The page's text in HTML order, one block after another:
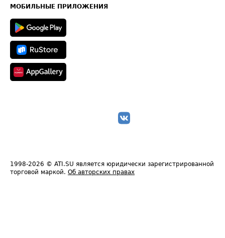
Техническая информация
МОБИЛЬНЫЕ ПРИЛОЖЕНИЯ
1998-2026 © ATI.SU является юридически зарегистрированной
торговой маркой. Об авторских правах